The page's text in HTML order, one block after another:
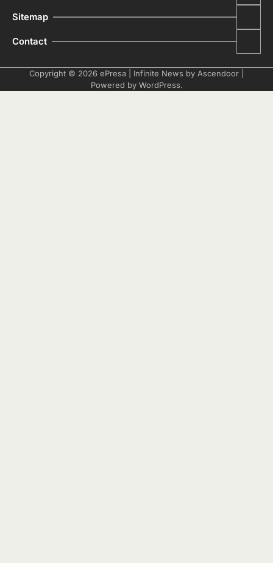
Sitemap
Contact
Copyright © 2026 ePresa | Infinite News by Ascendoor
Powered by WordPress.